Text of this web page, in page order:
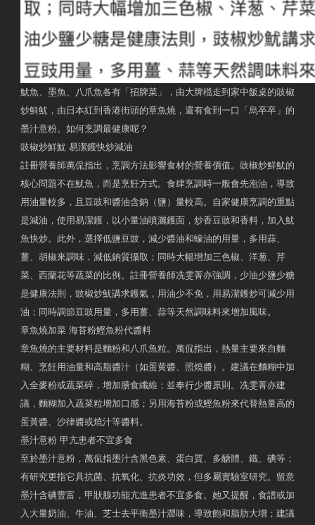
魷魚、墨魚、八爪魚各有「招牌菜」，由大牌檔走到家中飯桌的豉椒
炒鮮魷，由日本紅到香港街頭的章魚燒，還有食到一口「烏卒卒」的
墨汁意粉。如何烹調最健康呢？
豉椒炒鮮魷 易潔鑊快炒減油
註冊營養師萬侃指出，烹調方法影響食材的營養價值。豉椒炒鮮魷的
核心問題不在魷魚，而是烹飪方式。食肆烹調時一般會先泡油，導致
用油量較多，且豆豉和醬油含鈉（鹽）量較高。自家健康烹調的重點
是減油，使用易潔鑊，以小量油噴灑鑊面，炒香豆豉和香料，加入魷
魚快炒。此外，選擇低鹽豆豉，減少醬油和蠔油的用量，多用蒜、
薑、胡椒來調味，減低鈉質攝取；同時大幅增加三色椒、洋葱、芹
菜、西蘭花等蔬菜的比例。註冊營養師冼雯菁亦強調，少油少鹽少糖
是健康法則，豉椒炒魷講求鑊氣，用油少不免，用易潔鑊炒可減少用
油；同時調節豆豉用量，多用薑、蒜等天然調味料來增加風味。
章魚燒加菜 海苔粉鰹魚粉代醬料
章魚燒的主要材料是麵粉和八爪魚粒。萬侃指出，熱量主要來自麵
糊、烹飪用油量和高脂醬汁（如蛋黄醬、照燒醬）。建議在麵糊中加
入全麥粉或蔬菜碎，增加膳食纖維；並奉行少醬原則。冼雯菁亦建
議，麵糊加入蔬菜粒增加口感；另用海苔粉或鰹魚粉來代替熱量高的
蛋黃醬、沙律醬或燒汁等醬料。
墨汁意粉 甲亢患者不宜多食
至於墨汁意粉，萬侃指墨汁含黑色素、蛋白質、多醣體、鐵、碘等；
有研究更指它具抗菌、抗氧化、抗炎功效，但多屬實驗室研究。留意
墨汁含碘豐富，甲狀腺功能亢進患者不宜多食。她又提醒，食譜或加
入大量奶油、牛油、芝士去平衡墨汁澀味，導致飽和脂肪大增；建議